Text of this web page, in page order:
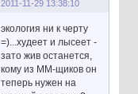
2011-11-29 13:38:10
экология ни к черту
=)...худеет и лысеет -
зато жив останется,
кому из ММ-щиков он
теперь нужен на